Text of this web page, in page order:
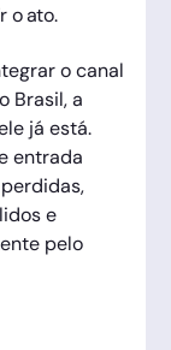
o ato.
o canal
Brasil, a
já está.
entrada
e
pelo